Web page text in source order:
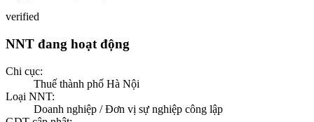
verified
NNT đang hoạt động
Chi cục:
Thuế thành phố Hà Nội
Loại NNT:
Doanh nghiệp / Đơn vị sự nghiệp công lập